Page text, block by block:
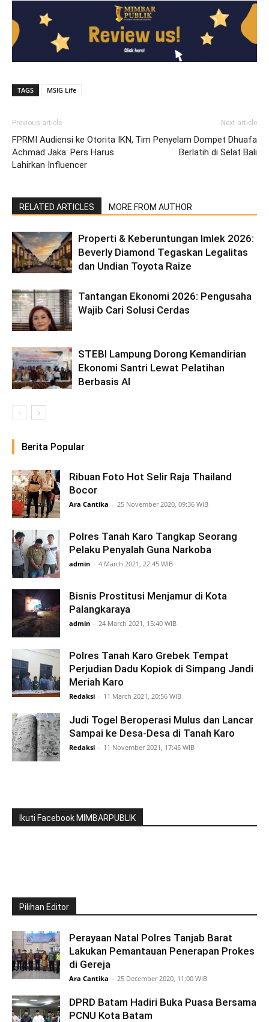
TAGS MSIG Life
Previous article
FPRMI Audiensi ke Otorita IKN,
Achmad Jaka: Pers Harus
Lahirkan Influencer
Next article
Tim Penyelam Dompet Dhuafa
Berlatih di Selat Bali
RELATED ARTICLES MORE FROM AUTHOR
‎Properti & Keberuntungan Imlek 2026:
Beverly ‎Diamond Tegaskan Legalitas
dan Undian Toyota Raize
Tantangan Ekonomi 2026: Pengusaha
Wajib Cari Solusi Cerdas
STEBI Lampung Dorong Kemandirian
Ekonomi Santri Lewat Pelatihan
Berbasis AI
Berita Popular
Ribuan Foto Hot Selir Raja Thailand
Bocor
Ara Cantika - 25 November 2020, 09:36 WIB
Polres Tanah Karo Tangkap Seorang
Pelaku Penyalah Guna Narkoba
admin - 4 March 2021, 22:45 WIB
Bisnis Prostitusi Menjamur di Kota
Palangkaraya
admin - 24 March 2021, 15:40 WIB
Polres Tanah Karo Grebek Tempat
Perjudian Dadu Kopiok di Simpang Jandi
Meriah Karo
Redaksi - 11 March 2021, 20:56 WIB
Judi Togel Beroperasi Mulus dan Lancar
Sampai ke Desa-Desa di Tanah Karo
Redaksi - 11 November 2021, 17:45 WIB
Ikuti Facebook MIMBARPUBLIK
Pilihan Editor
Perayaan Natal Polres Tanjab Barat
Lakukan Pemantauan Penerapan Prokes
di Gereja
Ara Cantika - 25 December 2020, 11:00 WIB
DPRD Batam Hadiri Buka Puasa Bersama
PCNU Kota Batam